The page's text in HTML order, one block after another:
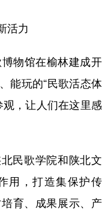
活力
物馆在榆林建成开
能玩的“民歌活态体
，让人们在这里感
民歌学院和陕北文
用，打造集保护传
育、成果展示、产